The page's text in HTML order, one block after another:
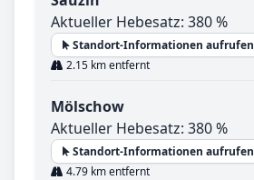
Aktueller Hebesatz: 380 %
Standort-Informationen aufrufen
2.15 km entfernt
Mölschow
Aktueller Hebesatz: 380 %
Standort-Informationen aufrufen
4.79 km entfernt